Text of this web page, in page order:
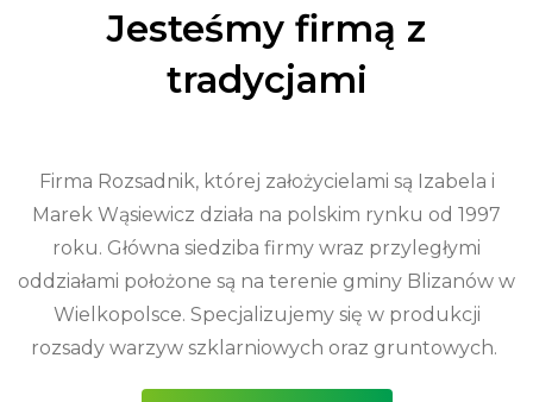
Jesteśmy firmą z
tradycjami
Firma Rozsadnik, której założycielami są Izabela i
Marek Wąsiewicz działa na polskim rynku od 1997
roku. Główna siedziba firmy wraz przyległymi
oddziałami położone są na terenie gminy Blizanów w
Wielkopolsce. Specjalizujemy się w produkcji
rozsady warzyw szklarniowych oraz gruntowych.